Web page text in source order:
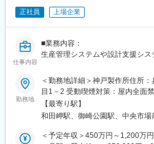
当社は製造現場の自動化及び省
で工場ラインのインテグレーショ
通じた課題解決型ソリューショ
現在はAI外観検査事業およびコ
拡大しており、今後も製造現場
た、自社製のAIソフトウェア
域へと事業を拡大していきます。
変更の範囲：会社の定める全ての
■同社で働く魅力
取る事が可能です。自身の作成し
ているのを間近で確認する事が可
加工製品が目に見えて良くなる
また、実際に自社でも加工機があ
ので、新規機能の開発において
★働き方★
もともとルーチンワークからの
正社員 上場企業
仕事内容
■業務内容：
生産管理システムや設計支援シス
■具体的には：
◇ユーザー部門へのヒアリング、
◇課題解決に向けた業務要件定義
◇システム・ツール開発・試用・
◇ユーザー部門へのシステム導
◇運用サポート
勤務地
＜勤務地詳細＞神戸製作所住所
目1－2 受動喫煙対策：屋内全面
業所（リモートワーク含む）
【最寄り駅】
和田岬駅、御崎公園駅、中央市場
＜予定年収＞450万円～1,200万